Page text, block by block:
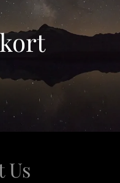
Us